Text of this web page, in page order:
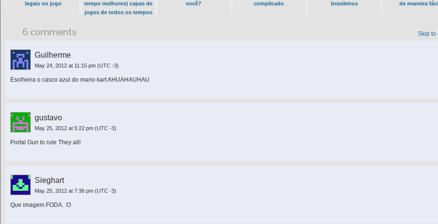
legais no jogo
tempo melhores) capas de
jogos de todos os tempos
você?
complicado
brasileiros
de maneira
6 comments Skip to
Guilherme
May 24, 2012 at 11:15 pm (UTC -3)
Esolheira o casco azul do mario kart AHUAHAUHAU
gustavo
May 25, 2012 at 5:22 pm (UTC -3)
Portal Gun to rule They all!
Sieghart
May 25, 2012 at 7:36 pm (UTC -3)
Que imagem FODA. :O